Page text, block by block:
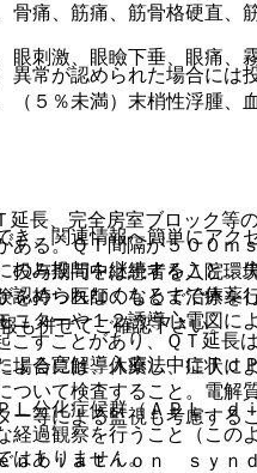
痛、筋痛、筋骨格硬直、
刺激、眼瞼下垂、眼痛、霧
５％未満）末梢性浮腫
与期間中は患者を入院環
を持つ医師のもとで治療を
すことがあり、ＱＴ延
合には、休薬し、症状
ついて検査すること。電
等による監視も考慮する
ｔｉａｔｉｏｎ ｓｙｎ
常が認められた場合には
長、完全房室ブロック
る。ＱＴ間隔が５００
み投与を継続すること
められなくなるまで休
ターや１２誘導心電図に
る寛解導入療法中にＴ
分化症候群（ＡＰＬ
過観察を行うこと（こ
、関連情報へ簡単にアク
も併せてご確認下さい。
はありません。